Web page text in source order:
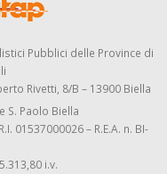
Pubblici delle Province di
Rivetti, 8/B – 13900 Biella
S. Paolo Biella
01537000026 – R.E.A. n. BI-
i.v.